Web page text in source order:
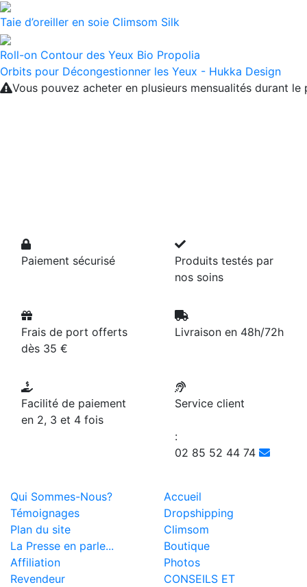
Taie d’oreiller en soie Climsom Silk
Roll-on Contour des Yeux Bio Propolia
Orbits pour Décongestionner les Yeux - Hukka Design
Vous pouvez acheter en plusieurs mensualités durant le
Paiement sécurisé
Produits testés par
nos soins
Frais de port offerts
dès 35 €
Livraison en 48h/72h
Facilité de paiement
en 2, 3 et 4 fois
Service client
:
02 85 52 44 74
Qui Sommes-Nous?
Accueil
Témoignages
Dropshipping
Plan du site
Climsom
La Presse en parle...
Boutique
Affiliation
Photos
Revendeur
CONSEILS ET